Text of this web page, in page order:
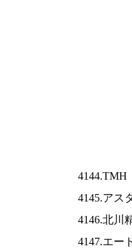
4144.TMH
4145.アス
4146.北川
4147.エー